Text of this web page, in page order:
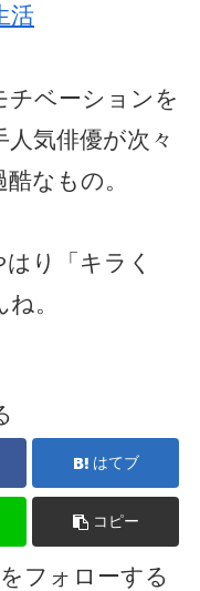
活
チベーションを
気俳優が次々
なもの。
り「キラく
。
はてブ
コピー
フォローする